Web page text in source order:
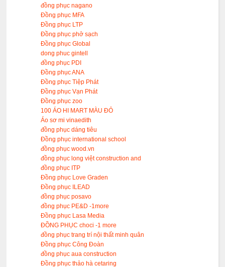
đồng phục nagano
Đồng phục MFA
Đồng phục LTP
Đồng phục phở sạch
Đồng phục Global
dong phuc gintell
đồng phục PDI
Đồng phục ANA
Đồng phục Tiệp Phát
Đồng phục Vạn Phát
Đồng phục zoo
100 ÁO HI MART MÀU ĐỎ
Áo sơ mi vinaedith
đồng phục dáng tiêu
Đồng phục international school
đồng phục wood.vn
đồng phục long việt construction and
đồng phục ITP
Đồng phục Love Graden
Đồng phục ILEAD
đồng phục posavo
đồng phục PE&D -1more
Đồng phục Lasa Media
ĐỒNG PHỤC choci -1 more
đồng phục trang trí nội thất minh quân
Đồng phục Công Đoàn
đồng phục aua construction
Đồng phục thảo hà cetaring